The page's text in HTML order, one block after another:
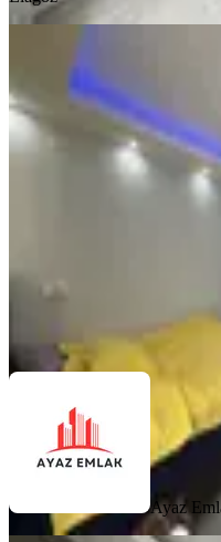
Zafer
Bergama,
1+1
49 m²
3.000.000 ₺
Ayaz